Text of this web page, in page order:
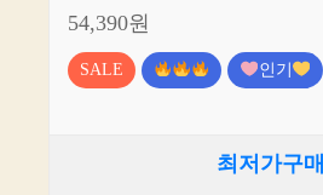
54,390원
SALE 인기
최저가구매